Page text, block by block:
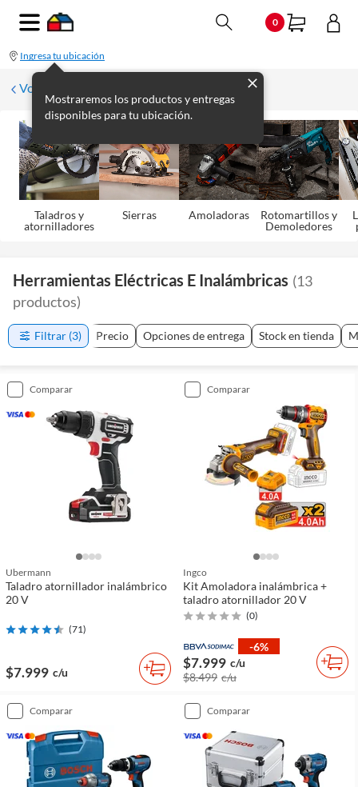
0
Ingresa tu ubicación
Mostraremos los productos y entregas
disponibles para tu ubicación.
Volver
Taladros y
atornilladores
Sierras Amoladoras
Rotomartillos y
Demoledores
Herramientas Eléctricas E Inalámbricas (13
productos)
Filtrar (3) Precio Opciones de entrega Stock en tienda
comparar
Ubermann
Taladro atornillador inalámbrico
20 V
(71)
$7.999 c/u
comparar
Ingco
Kit Amoladora inalámbrica +
taladro atornillador 20 V
(0)
-6%
$7.999 c/u
$8.499 c/u
comparar comparar